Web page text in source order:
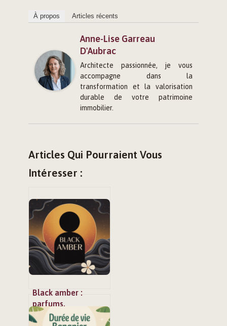
À propos Articles récents
Anne-Lise Garreau
D'Aubrac
Architecte passionnée, je vous
accompagne dans la
transformation et la valorisation
durable de votre patrimoine
immobilier.
Articles Qui Pourraient Vous
Intéresser :
Black amber :
parfums,
signification et